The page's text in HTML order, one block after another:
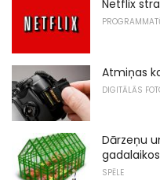
Netflix
Atmiņas
DIGITĀLĀS
Dārzeņu
SPĒLE